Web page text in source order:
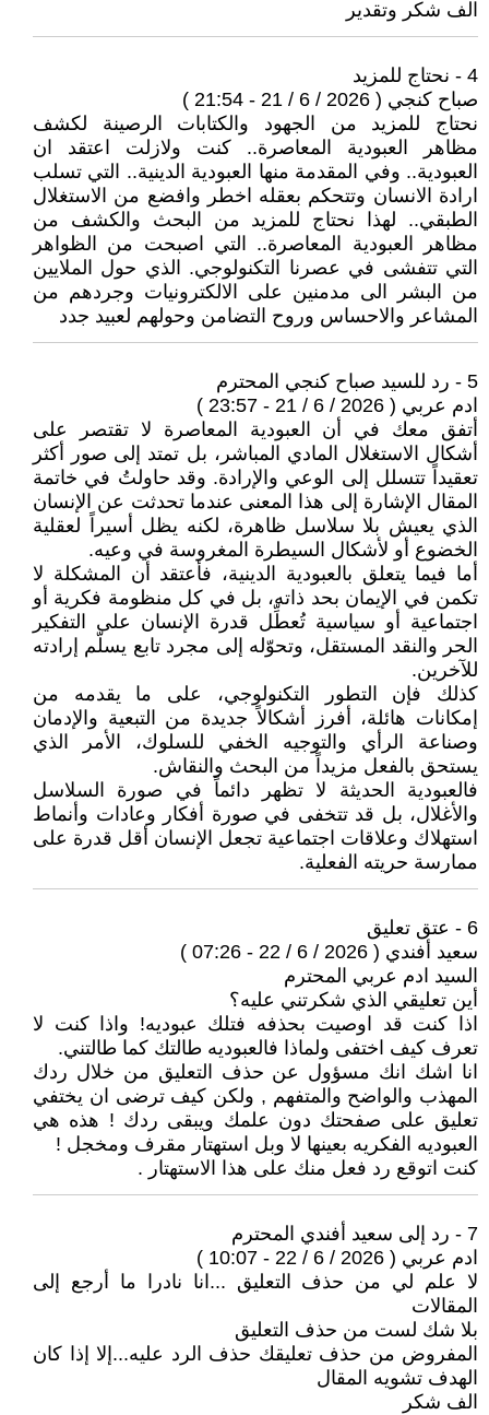
الف شكر وتقدير
4 - نحتاج للمزيد
صباح كنجي ( 2026 / 6 / 21 - 21:54 )
نحتاج للمزيد من الجهود والكتابات الرصينة لكشف
مظاهر العبودية المعاصرة.. كنت ولازلت اعتقد ان
العبودية.. وفي المقدمة منها العبودية الدينية.. التي تسلب
ارادة الانسان وتتحكم بعقله اخطر وافضع من الاستغلال
الطبقي.. لهذا نحتاج للمزيد من البحث والكشف من
مظاهر العبودية المعاصرة.. التي اصبحت من الظواهر
التي تتفشى في عصرنا التكنولوجي. الذي حول الملايين
من البشر الى مدمنين على الالكترونيات وجردهم من
المشاعر والاحساس وروح التضامن وحولهم لعبيد جدد
5 - رد للسيد صباح كنجي المحترم
ادم عربي ( 2026 / 6 / 21 - 23:57 )
أتفق معك في أن العبودية المعاصرة لا تقتصر على
أشكال الاستغلال المادي المباشر، بل تمتد إلى صور أكثر
تعقيداً تتسلل إلى الوعي والإرادة. وقد حاولتُ في خاتمة
المقال الإشارة إلى هذا المعنى عندما تحدثت عن الإنسان
الذي يعيش بلا سلاسل ظاهرة، لكنه يظل أسيراً لعقلية
الخضوع أو لأشكال السيطرة المغروسة في وعيه.
أما فيما يتعلق بالعبودية الدينية، فأعتقد أن المشكلة لا
تكمن في الإيمان بحد ذاته، بل في كل منظومة فكرية أو
اجتماعية أو سياسية تُعطِّل قدرة الإنسان على التفكير
الحر والنقد المستقل، وتحوّله إلى مجرد تابع يسلّم إرادته
للآخرين.
كذلك فإن التطور التكنولوجي، على ما يقدمه من
إمكانات هائلة، أفرز أشكالاً جديدة من التبعية والإدمان
وصناعة الرأي والتوجيه الخفي للسلوك، الأمر الذي
يستحق بالفعل مزيداً من البحث والنقاش.
فالعبودية الحديثة لا تظهر دائماً في صورة السلاسل
والأغلال، بل قد تتخفى في صورة أفكار وعادات وأنماط
استهلاك وعلاقات اجتماعية تجعل الإنسان أقل قدرة على
ممارسة حريته الفعلية.
6 - عتق تعليق
سعيد أفندي ( 2026 / 6 / 22 - 07:26 )
السيد ادم عربي المحترم
أين تعليقي الذي شكرتني عليه؟
اذا كنت قد اوصيت بحذفه فتلك عبوديه! واذا كنت لا
تعرف كيف اختفى ولماذا فالعبوديه طالتك كما طالتني.
انا اشك انك مسؤول عن حذف التعليق من خلال ردك
المهذب والواضح والمتفهم , ولكن كيف ترضى ان يختفي
تعليق على صفحتك دون علمك ويبقى ردك ! هذه هي
العبوديه الفكريه بعينها لا وبل استهتار مقرف ومخجل !
كنت اتوقع رد فعل منك على هذا الاستهتار .
7 - رد إلى سعيد أفندي المحترم
ادم عربي ( 2026 / 6 / 22 - 10:07 )
لا علم لي من حذف التعليق ...انا نادرا ما أرجع إلى
المقالات
بلا شك لست من حذف التعليق
المفروض من حذف تعليقك حذف الرد عليه...إلا إذا كان
الهدف تشويه المقال
الف شكر